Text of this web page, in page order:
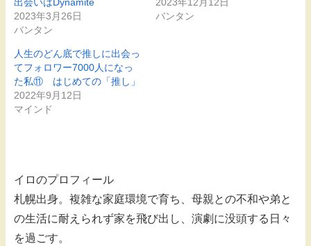
2023年3月26日
バンタン
バンタン
人生のどん底で推しに出会っ
てフォロワー7000人になっ
た私⑪ はじめての「推し」
2022年9月12日
マインド
イロのプロフィール
札幌出身。複雑な家庭環境で育ち、母親との不和や弟と
の生活に耐えられず家を飛び出し、演劇に没頭する日々
を過ごす。